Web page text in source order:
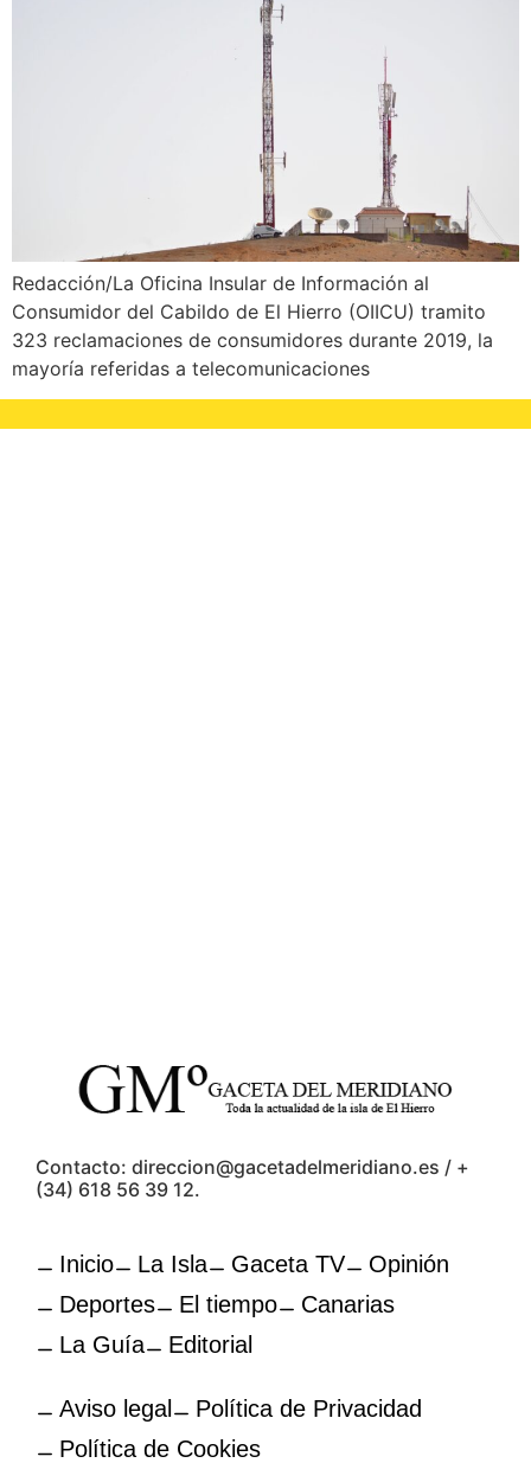
Redacción/La Oficina Insular de Información al
Consumidor del Cabildo de El Hierro (OIICU) tramito
323 reclamaciones de consumidores durante 2019, la
mayoría referidas a telecomunicaciones
Contacto: direccion@gacetadelmeridiano.es / +
(34) 618 56 39 12.
Inicio La Isla Gaceta TV
Opinión
Deportes
El tiempo
Canarias
La Guía
Editorial
Aviso legal
Política de Privacidad
Política de Cookies